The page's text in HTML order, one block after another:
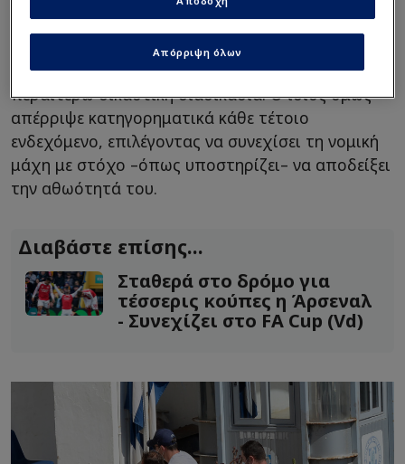
ποδοσφαιριστή, στον Μαγκουάιρ προτάθηκε
επανειλημμένα να καταβάλει περίπου
ευρώώστε να τερματιστεί η υπόθεση χωρίς
περαιτέρω δικαστική διαδικασία. Ο ίδιος όμως
απέρριψε κατηγορηματικά κάθε τέτοιο
ενδεχόμενο, επιλέγοντας να συνεχίσει τη νομική
μάχη με στόχο –όπως υποστηρίζει– να αποδείξει
την αθωότητά του.
Διαβάστε επίσης...
Σταθερά στο δρόμο για
τέσσερις κούπες η Άρσεναλ
- Συνεχίζει στο FA Cup (Vd)
Απόρριψη όλων